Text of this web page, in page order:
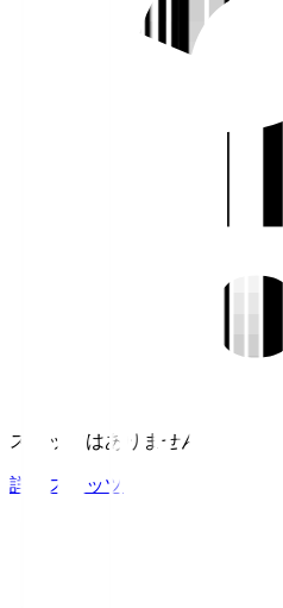
スタッツはありません。
詳細スタッツ